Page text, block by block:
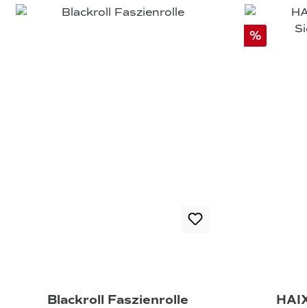
Blackroll Faszienrolle
%